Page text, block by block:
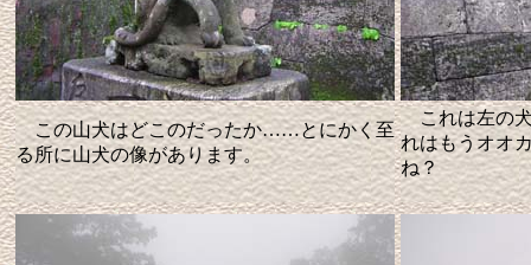
この山犬はどこのだったか……とにかく至
る所に山犬の像があります。
これは左の犬
れはもうオオ
ね？